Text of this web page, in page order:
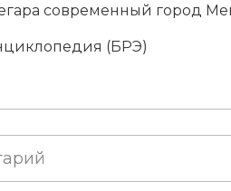
современный город
(БРЭ)